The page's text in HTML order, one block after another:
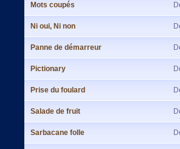
Mots coupés
Ni oui, Ni non
Panne de démarreur
Pictionary
Prise du foulard
Salade de fruit
Sarbacane folle